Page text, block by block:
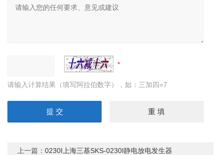
请输入计算结果（填写阿拉伯数字），如：三加四=7
上一篇：0230I上海三基SKS-0230I静电放电发生器